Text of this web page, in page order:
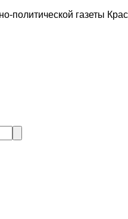
политической газеты